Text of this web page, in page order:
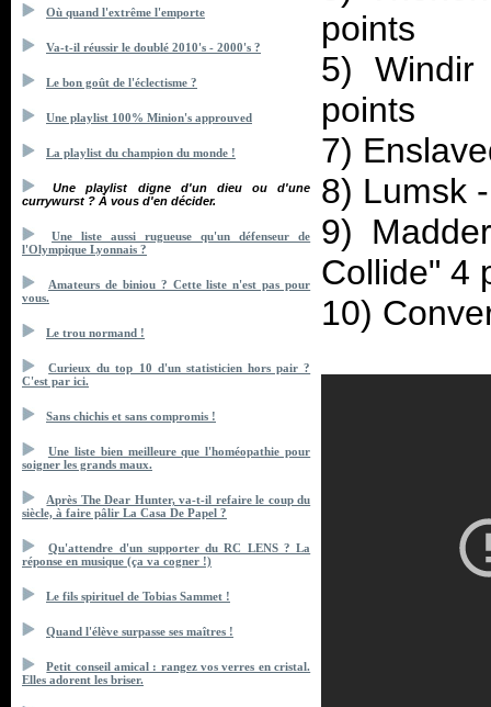
Où quand l'extrême l'emporte
Va-t-il réussir le doublé 2010's - 2000's ?
Le bon goût de l'éclectisme ?
Une playlist 100% Minion's approuved
La playlist du champion du monde !
Une playlist digne d'un dieu ou d'une
currywurst ? À vous d'en décider.
Une liste aussi rugueuse qu'un défenseur de
l'Olympique Lyonnais ?
Amateurs de biniou ? Cette liste n'est pas pour
vous.
Le trou normand !
Curieux du top 10 d'un statisticien hors pair ?
C'est par ici.
Sans chichis et sans compromis !
Une liste bien meilleure que l'homéopathie pour
soigner les grands maux.
Après The Dear Hunter, va-t-il refaire le coup du
siècle, à faire pâlir La Casa De Papel ?
Qu'attendre d'un supporter du RC LENS ? La
réponse en musique (ça va cogner !)
Le fils spirituel de Tobias Sammet !
Quand l'élève surpasse ses maîtres !
Petit conseil amical : rangez vos verres en cristal.
Elles adorent les briser.
points
5)
points
7)
8) Lumsk
9)
Collide" 4
10)